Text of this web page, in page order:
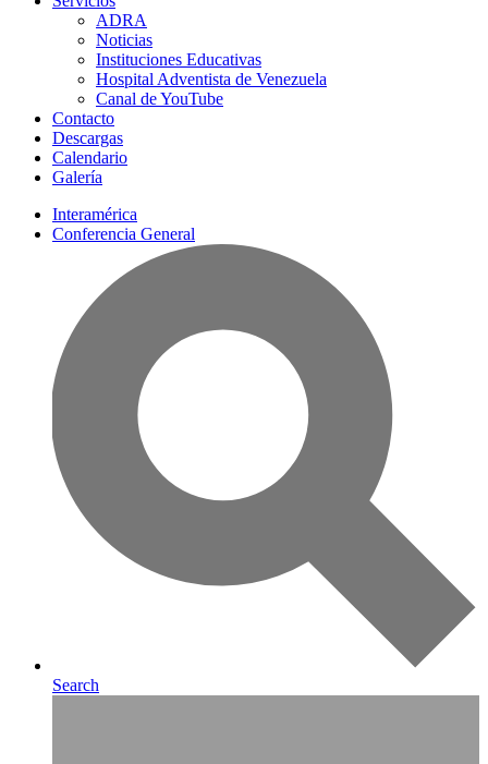
ADRA
Noticias
Instituciones Educativas
Hospital Adventista de Venezuela
Canal de YouTube
Contacto
Descargas
Calendario
Galería
Interamérica
Conferencia General
Search